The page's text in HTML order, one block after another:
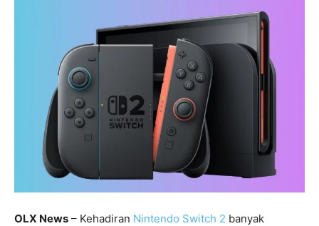
OLX News – Kehadiran Nintendo Switch 2 banyak